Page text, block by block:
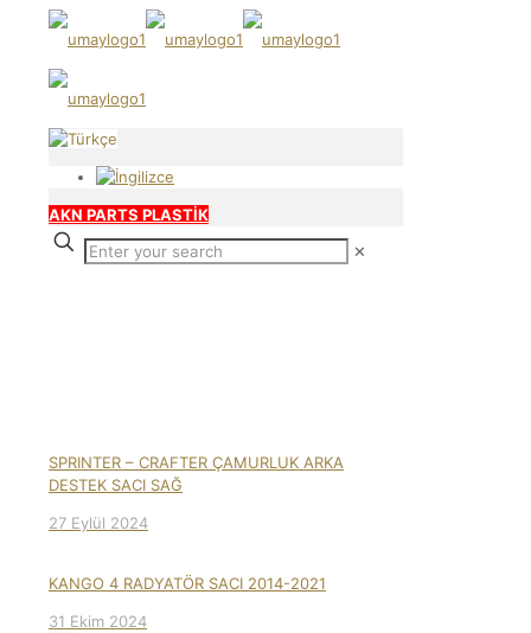
AKN PARTS PLASTİK
✕
SPRINTER – CRAFTER ÇAMURLUK ARKA
DESTEK SACI SAĞ
27 Eylül 2024
KANGO 4 RADYATÖR SACI 2014-2021
31 Ekim 2024